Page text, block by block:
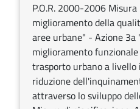
P.O.R. 2000-2006
miglioramento della
aree urbane" - Azione
miglioramento
trasporto urbano a
riduzione
attraverso lo sviluppo